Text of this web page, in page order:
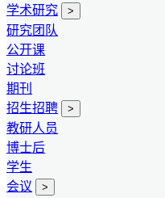
学术研究
>
研究团队
公开课
讨论班
期刊
招生招聘
>
教研人员
博士后
学生
会议
>